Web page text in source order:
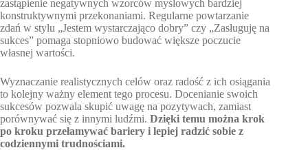
zastąpienie negatywnych wzorców myślowych bardziej
konstruktywnymi przekonaniami. Regularne powtarzanie
zdań w stylu „Jestem wystarczająco dobry” czy „Zasługuję na
sukces” pomaga stopniowo budować większe poczucie
własnej wartości.
Wyznaczanie realistycznych celów oraz radość z ich osiągania
to kolejny ważny element tego procesu. Docenianie swoich
sukcesów pozwala skupić uwagę na pozytywach, zamiast
porównywać się z innymi ludźmi. Dzięki temu można krok
po kroku przełamywać bariery i lepiej radzić sobie z
codziennymi trudnościami.